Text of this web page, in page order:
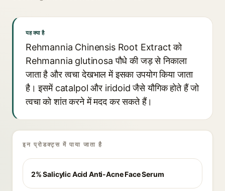
यह क्या है
Rehmannia Chinensis Root Extract को
Rehmannia glutinosa पौधे की जड़ से निकाला
जाता है और त्वचा देखभाल में इसका उपयोग किया जाता
है। इसमें catalpol और iridoid जैसे यौगिक होते हैं जो
त्वचा को शांत करने में मदद कर सकते हैं।
इन प्रोडक्ट्स में पाया जाता है
2% Salicylic Acid Anti-Acne Face Serum